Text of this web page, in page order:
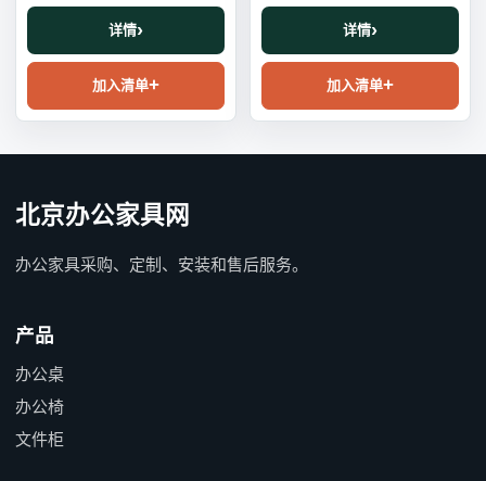
详情
加入清单
详情
加入清单
北京办公家具网
办公家具采购、定制、安装和售后服务。
产品
办公桌
办公椅
文件柜